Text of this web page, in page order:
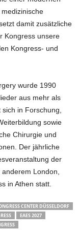
medizinische
damit zusätzliche
Kongress unsere
Kongress- und
wurde 1990
aus mehr als
in Forschung,
sowie
Chirurgie und
Der jährliche
der
London,
in Athen statt.
CENTER DÜSSELDORF
EAES 2027